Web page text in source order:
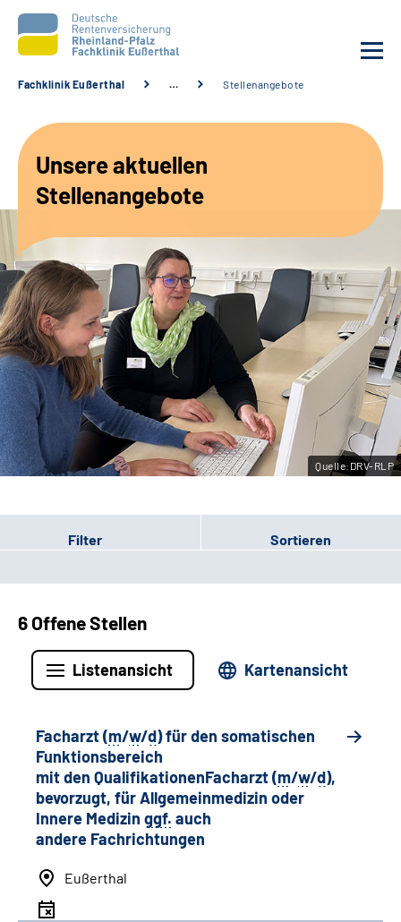
Unsere Angebote
Karriere
Beratungsstellen &
Zuweisende
Suche
Leichte Sprache
Gebärdensprache
Fachklinik Eußerthal … Stellenangebote
Unsere aktuellen
Stellenangebote
Quelle:DRV-RLP
Filter Sortieren
6 Offene Stellen
Listenansicht Kartenansicht
Facharzt (m/w/d) für den somatischen
Funktionsbereich
mit den QualifikationenFacharzt (m/w/d),
bevorzugt, für Allgemeinmedizin oder
Innere Medizin ggf. auch
andere Fachrichtungen
Eußerthal